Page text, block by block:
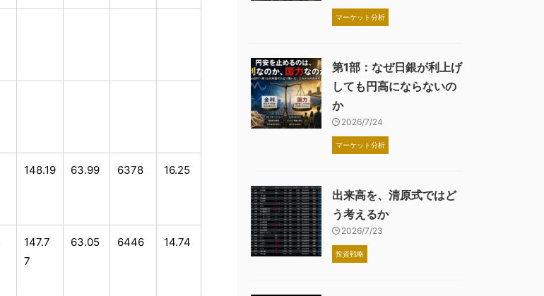
148.19 63.99 6378 16.25
147.7
7
63.05 6446 14.74
マーケット分析
第1部：なぜ日銀が利上げ
しても円高にならないの
か
2026/7/24
マーケット分析
出来高を、清原式ではど
う考えるか
2026/7/23
投資戦略